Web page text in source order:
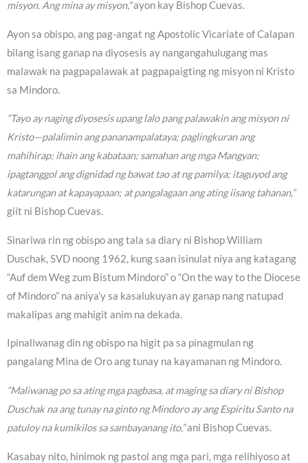
misyon. Ang mina ay misyon,”ayon kay Bishop Cuevas.
Ayon sa obispo, ang pag-angat ng Apostolic Vicariate of Calapan
bilang isang ganap na diyosesis ay nangangahulugang mas
malawak na pagpapalawak at pagpapaigting ng misyon ni Kristo
sa Mindoro.
“Tayo ay naging diyosesis upang lalo pang palawakin ang misyon ni
Kristo—palalimin ang pananampalataya; paglingkuran ang
mahihirap; ihain ang kabataan; samahan ang mga Mangyan;
ipagtanggol ang dignidad ng bawat tao at ng pamilya; itaguyod ang
katarungan at kapayapaan; at pangalagaan ang ating iisang tahanan,”
giit ni Bishop Cuevas.
Sinariwa rin ng obispo ang tala sa diary ni Bishop William
Duschak, SVD noong 1962, kung saan isinulat niya ang katagang
“Auf dem Weg zum Bistum Mindoro” o “On the way to the Diocese
of Mindoro” na aniya’y sa kasalukuyan ay ganap nang natupad
makalipas ang mahigit anim na dekada.
Ipinaliwanag din ng obispo na higit pa sa pinagmulan ng
pangalang Mina de Oro ang tunay na kayamanan ng Mindoro.
“Maliwanag po sa ating mga pagbasa, at maging sa diary ni Bishop
Duschak na ang tunay na ginto ng Mindoro ay ang Espiritu Santo na
patuloy na kumikilos sa sambayanang ito,”ani Bishop Cuevas.
Kasabay nito, hinimok ng pastol ang mga pari, mga relihiyoso at